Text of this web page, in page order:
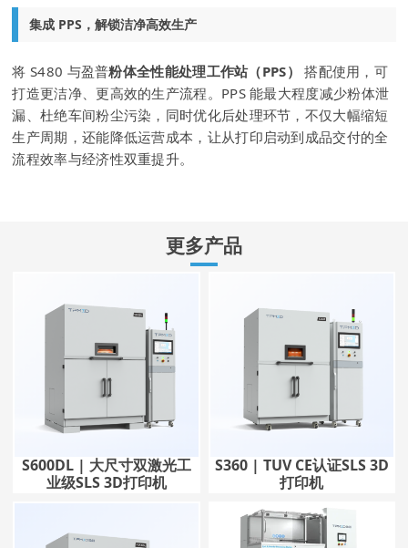
集成 PPS，解锁洁净高效生产
将 S480 与盈普粉体全性能处理工作站（PPS）
搭配使用，可
打造更洁净、更高效的生产流程。PPS 能最大程度减少粉体泄
漏、杜绝车间粉尘污染，同时优化后处理环节，不仅大幅缩短
生产周期，还能降低运营成本，让从打印启动到成品交付的全
流程效率与经济性双重提升。
更多产品
S600DL | 大尺寸双激光工
业级SLS 3D打印机
S360 | TUV CE认证SLS 3D
打印机